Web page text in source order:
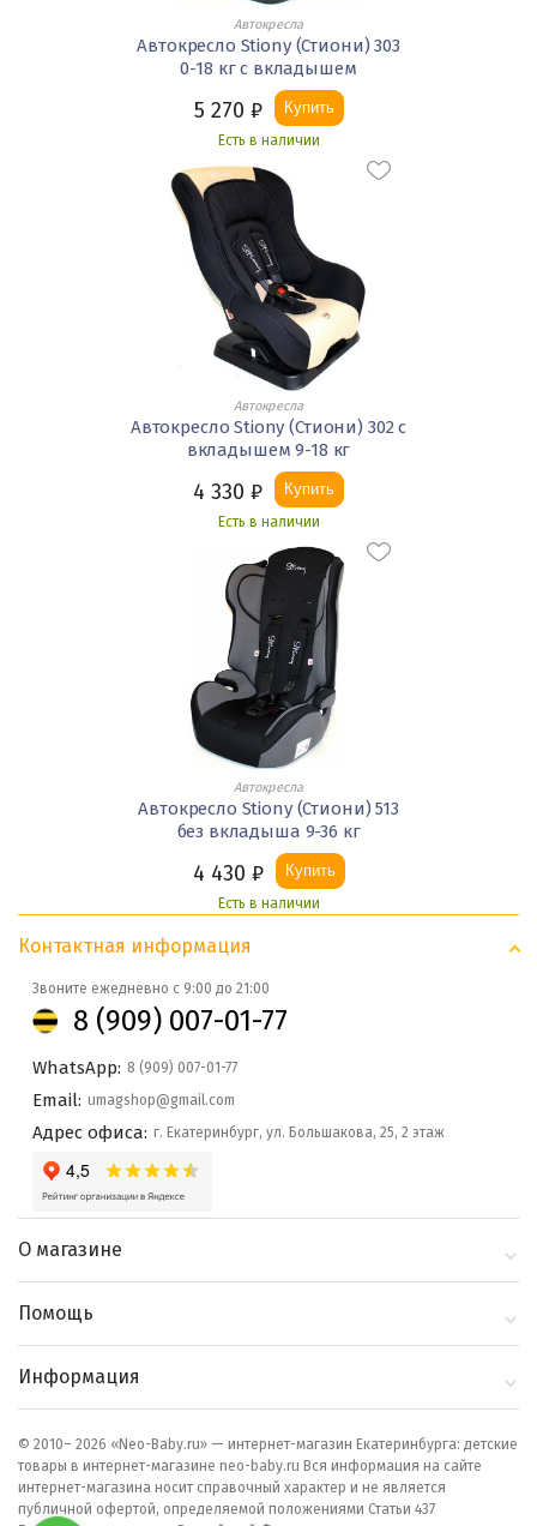
Автокресла
Автокресло Stiony (Стиони) 303
0-18 кг с вкладышем
5 270 ₽ Купить
Есть в наличии
Автокресла
Автокресло Stiony (Стиони) 302 с
вкладышем 9-18 кг
4 330 ₽ Купить
Есть в наличии
Автокресла
Автокресло Stiony (Стиони) 513
без вкладыша 9-36 кг
4 430 ₽ Купить
Есть в наличии
Контактная информация
Звоните ежедневно с 9:00 до 21:00
8 (909) 007-01-77
WhatsApp: 8 (909) 007-01-77
Email: umagshop@gmail.com
Адрес офиса: г. Екатеринбург, ул. Большакова, 25, 2 этаж
О магазине
Блог
Помощь
Как сделать заказ
Информация
© 2010– 2026 «Neo-Baby.ru» — интернет-магазин Екатеринбурга: детские
товары в интернет-магазине neo-baby.ru Вся информация на сайте
интернет-магазина носит справочный характер и не является
публичной офертой, определяемой положениями Статьи 437